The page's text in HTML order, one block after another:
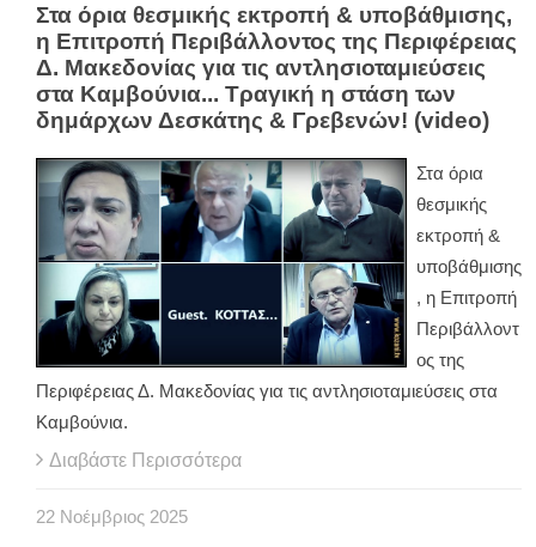
Στα όρια θεσμικής εκτροπή & υποβάθμισης,
η Επιτροπή Περιβάλλοντος της Περιφέρειας
Δ. Μακεδονίας για τις αντλησιοταμιεύσεις
στα Καμβούνια... Τραγική η στάση των
δημάρχων Δεσκάτης & Γρεβενών! (video)
Στα όρια
θεσμικής
εκτροπή &
υποβάθμισης
, η Επιτροπή
Περιβάλλοντ
ος της
Περιφέρειας Δ. Μακεδονίας για τις αντλησιοταμιεύσεις στα
Καμβούνια.
Διαβάστε Περισσότερα
22 Νοέμβριος 2025